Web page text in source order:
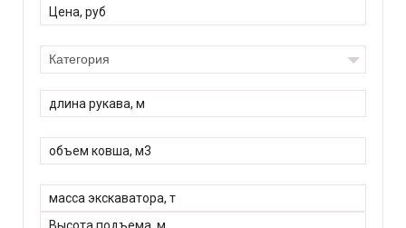
Категория